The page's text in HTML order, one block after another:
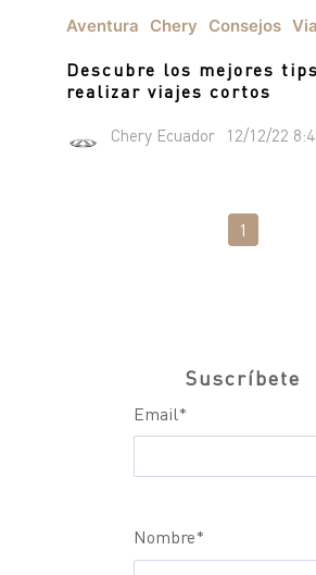
Aventura Chery Consejos
Descubre los mejores
realizar viajes cortos
Chery Ecuador 12/12/22
1
Suscríbete
Email*
Nombre*